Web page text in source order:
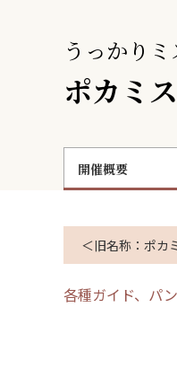
うっかり
ポカミ
開催概要
＜旧名称：ポカ
各種ガイド、パ